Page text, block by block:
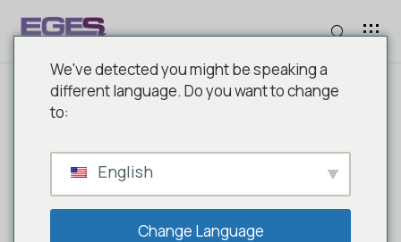
ETIKET: TRAFO NE DEMEK
We've detected you might be speaking a
different language. Do you want to change
to:
English
Change Language